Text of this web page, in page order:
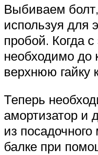
Выбиваем
используя для
пробой. Когда
необходимо до
верхнюю гайку
Теперь
амортизатор и
из
балке при